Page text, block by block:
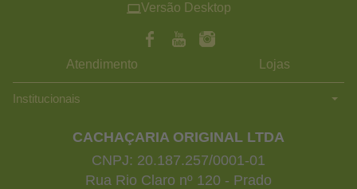
Versão Desktop
Atendimento Lojas
Institucionais
CACHAÇARIA ORIGINAL LTDA
CNPJ: 20.187.257/0001-01
Rua Rio Claro nº 120 - Prado